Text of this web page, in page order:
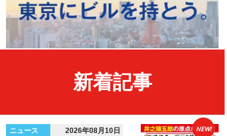
新着記事
ニュース 2026年08月10日 NEW!